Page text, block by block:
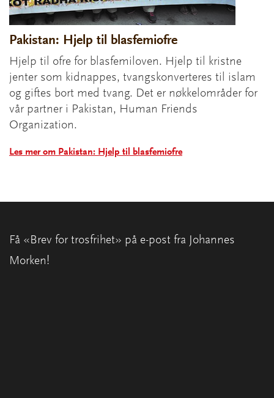
Pakistan: Hjelp til blasfemiofre
Hjelp til ofre for blasfemiloven. Hjelp til kristne
jenter som kidnappes, tvangskonverteres til islam
og giftes bort med tvang. Det er nøkkelområder for
vår partner i Pakistan, Human Friends
Organization.
Les mer om Pakistan: Hjelp til blasfemiofre
Få «Brev for trosfrihet» på e-post fra Johannes
Morken!